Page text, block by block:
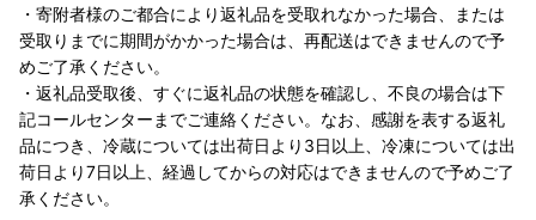
・寄附者様のご都合により返礼品を受取れなかった場合、または
受取りまでに期間がかかった場合は、再配送はできませんので予
めご了承ください。
・返礼品受取後、すぐに返礼品の状態を確認し、不良の場合は下
記コールセンターまでご連絡ください。なお、感謝を表する返礼
品につき、冷蔵については出荷日より3日以上、冷凍については出
荷日より7日以上、経過してからの対応はできませんので予めご了
承ください。